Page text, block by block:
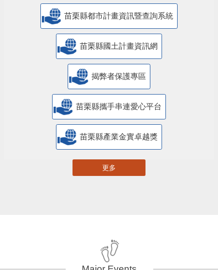
苗栗縣都市計畫資訊暨查詢系統
苗栗縣國土計畫資訊網
揭弊者保護專區
苗栗縣攜手串連愛心平台
苗栗縣產業金實卓越獎
更多